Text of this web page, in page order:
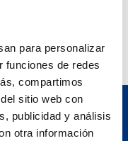
para personalizar
funciones de redes
compartimos
sitio web con
publicidad y análisis
otra información